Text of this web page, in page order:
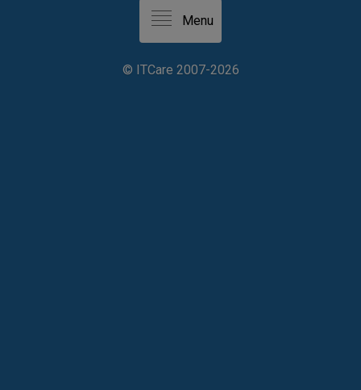
Podstawowe informacje
Gniazda rozszerzeń
7
Menu
© ITCare 2007-2026